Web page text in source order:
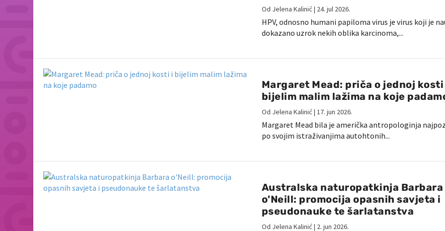
Od Jelena Kalinić | 24. jul 2026.
HPV, odnosno humani papiloma virus je virus koji je
dokazano uzrok nekih oblika karcinoma,...
Margaret Mead: priča o jednoj
bijelim malim lažima na koje
Od Jelena Kalinić | 17. jun 2026.
Margaret Mead bila je američka antropologinja
po svojim istraživanjima autohtonih...
Australska naturopatkinja Barbara
o'Neill: promocija opasnih savjeta i
pseudonauke te šarlatanstva
Od Jelena Kalinić | 2. jun 2026.